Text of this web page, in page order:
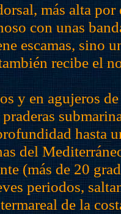
más alta
con unas
escamas, sino
recibe el
y en agujeros de
hasta
del
(más de 20
periodos,
de la